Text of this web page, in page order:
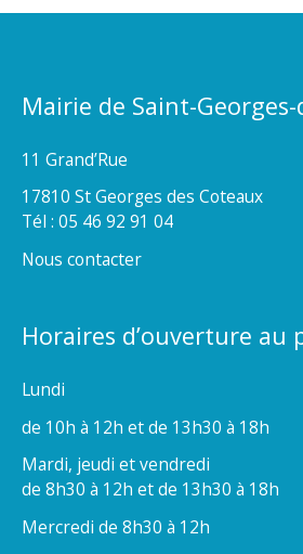
Mairie de Saint-
11 Grand’Rue
17810 St Georges des Coteaux
Tél : 05 46 92 91 04
Nous contacter
Horaires d’ouverture au
Lundi
de 10h à 12h et de 13h30 à 18h
Mardi, jeudi et vendredi
de 8h30 à 12h et de 13h30 à 18h
Mercredi de 8h30 à 12h